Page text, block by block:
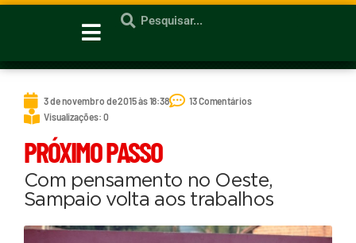
3 de novembro de 2015 às 18:38
13 Comentários
Visualizações: 0
PRÓXIMO PASSO
Com pensamento no Oeste,
Sampaio volta aos trabalhos